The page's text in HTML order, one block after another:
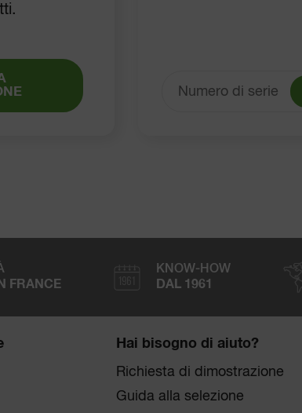
FRANCE
KNOW-HOW
DAL 1961
Hai bisogno di aiuto?
Richiesta di dimostrazione
Guida alla selezione